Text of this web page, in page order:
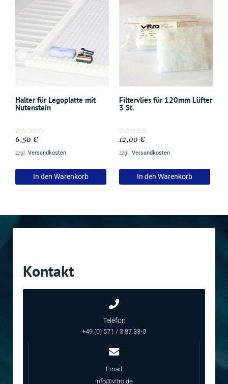
Halter für Legoplatte mit
Nutenstein
Bewertet
mit
von
6,50 €
zzgl. Versandkosten
In den Warenkorb
Filtervlies für 120mm Lüfter
3 St.
Bewertet
mit
von
12,00 €
zzgl. Versandkosten
In den Warenkorb
Kontakt
Telefon
+49 (0) 571 / 3 87 33-0
Email
info@vitro.de